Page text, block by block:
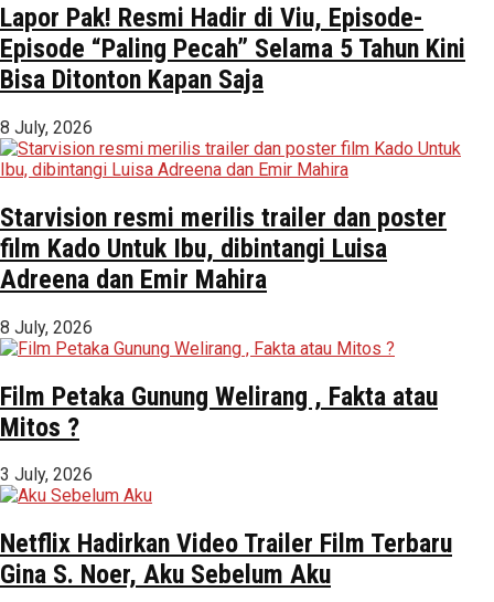
Lapor Pak! Resmi Hadir di Viu, Episode-
Episode “Paling Pecah” Selama 5 Tahun Kini
Bisa Ditonton Kapan Saja
8 July, 2026
Starvision resmi merilis trailer dan poster
film Kado Untuk Ibu, dibintangi Luisa
Adreena dan Emir Mahira
8 July, 2026
Film Petaka Gunung Welirang , Fakta atau
Mitos ?
3 July, 2026
Netflix Hadirkan Video Trailer Film Terbaru
Gina S. Noer, Aku Sebelum Aku